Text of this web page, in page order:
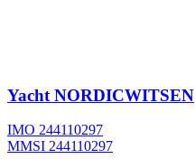
Yacht NORDICWITSEN
IMO 244110297
MMSI 244110297